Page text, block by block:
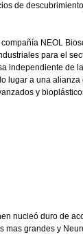
de
NEOL
para el
independiente de
lugar a una
y
nucleó duro de
mas grandes y